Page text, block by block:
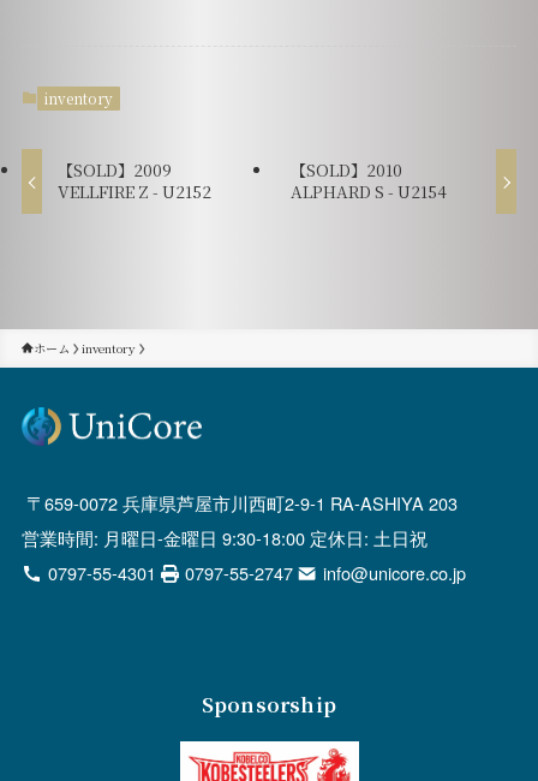
inventory
【SOLD】2009
VELLFIRE Z - U2152
【SOLD】2010
ALPHARD S - U2154
ホーム inventory
659-0072 兵庫県芦屋市川西町2-9-1 RA-ASHIYA 203
営業時間: 月曜日-金曜日 9:30-18:00 定休日: 土日祝
0797-55-4301
0797-55-2747 info@unicore.co.jp
Sponsorship